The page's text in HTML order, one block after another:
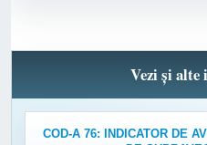
Vezi și alte
COD-A 76: INDICATOR DE